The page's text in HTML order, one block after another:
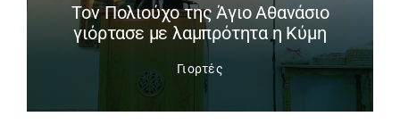
Tον Πολιούχο της Άγιο Αθανάσιο
γιόρτασε με λαμπρότητα η Κύμη
Γιορτές